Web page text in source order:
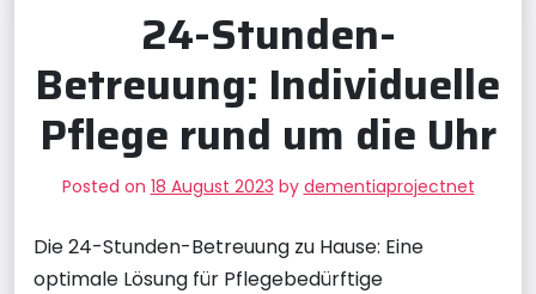
24-Stunden-
Betreuung: Individuelle
Pflege rund um die Uhr
Posted on 18 August 2023 by dementiaprojectnet
Die 24-Stunden-Betreuung zu Hause: Eine
optimale Lösung für Pflegebedürftige